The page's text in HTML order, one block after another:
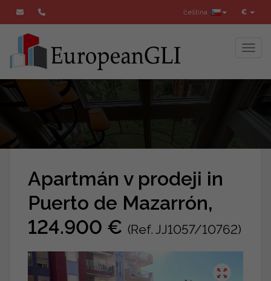
€
čeština
Apartmán v prodeji in
Puerto de Mazarrón,
124.900 € (Ref. JJ1057/10762)